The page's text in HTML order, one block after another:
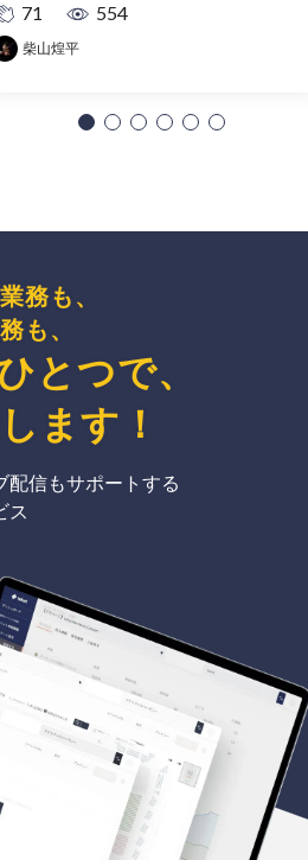
71
554
柴山煌平
務も、
も、
とつで、
します ！
配信もサポートする
ス